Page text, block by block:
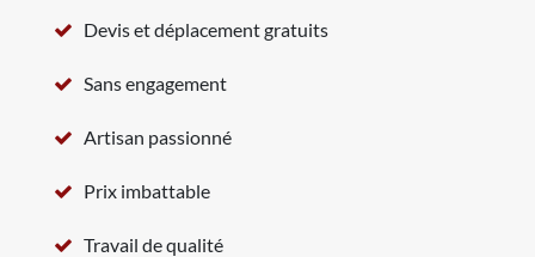
Devis et déplacement gratuits
Sans engagement
Artisan passionné
Prix imbattable
Travail de qualité